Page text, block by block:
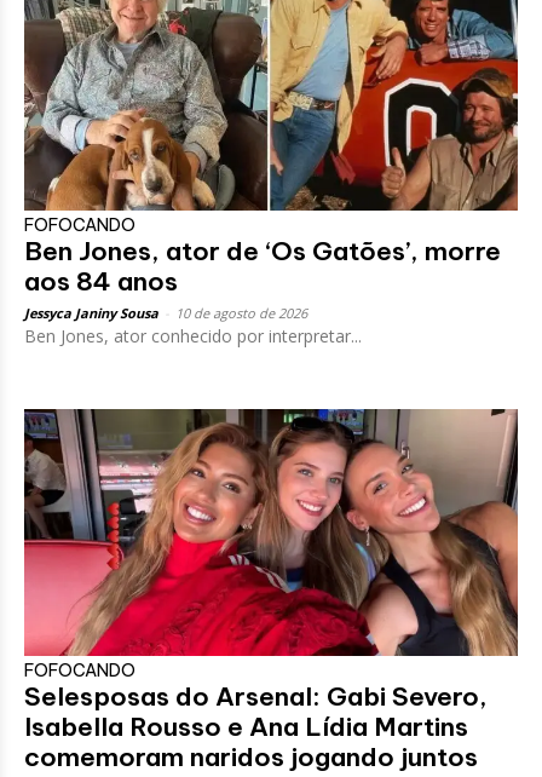
FOFOCANDO
Ben Jones, ator de ‘Os Gatões’, morre
aos 84 anos
Jessyca Janiny Sousa 10 de agosto de 2026
Ben Jones, ator conhecido por interpretar...
FOFOCANDO
Selesposas do Arsenal: Gabi Severo,
Isabella Rousso e Ana Lídia Martins
comemoram naridos jogando juntos